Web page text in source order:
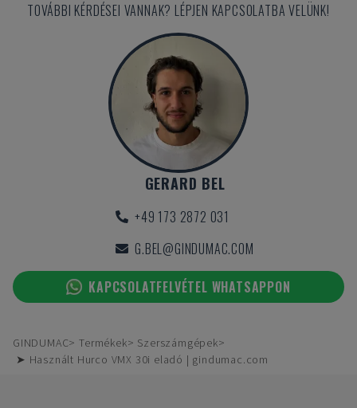
TOVÁBBI KÉRDÉSEI VANNAK? LÉPJEN KAPCSOLATBA VELÜNK!
GERARD BEL
+49 173 2872 031
G.BEL@GINDUMAC.COM
KAPCSOLATFELVÉTEL WHATSAPPON
GINDUMAC Termékek
Szerszámgépek
➤ Használt Hurco VMX 30i eladó | gindumac.com